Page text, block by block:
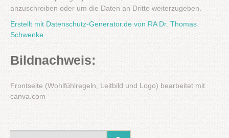
anzuschreiben oder um die Daten an Dritte weiterzugeben.
Erstellt mit Datenschutz-Generator.de von RA Dr. Thomas
Schwenke
Bildnachweis:
Frontseite (Wohlfühlregeln, Leitbild und Logo) bearbeitet mit
canva.com